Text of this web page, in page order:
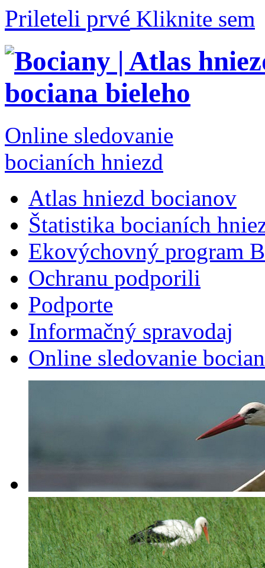
Prileteli prvé Kliknite sem
Online sledovanie
bocianích hniezd
Atlas hniezd bocianov
Štatistika bocianích
Ekovýchovný program
Ochranu podporili
Podporte
Informačný spravodaj
Online sledovanie